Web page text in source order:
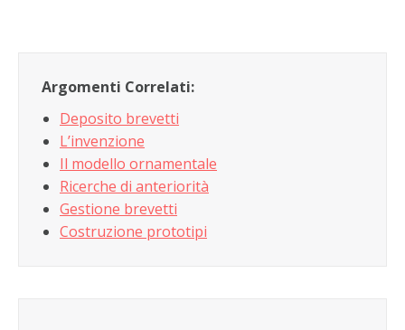
Argomenti Correlati:
Deposito brevetti
L’invenzione
Il modello ornamentale
Ricerche di anteriorità
Gestione brevetti
Costruzione prototipi